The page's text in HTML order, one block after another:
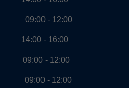
- 12:00
- 16:00
- 12:00
09:00 - 12:00